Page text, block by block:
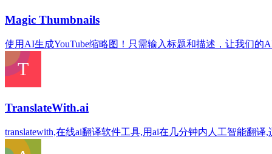
Magic Thumbnails
使用AI生成YouTube缩略图！只需输入标题和描述，让我们的
TranslateWith.ai
translatewith,在线ai翻译软件工具,用ai在几分钟内人工智能翻译